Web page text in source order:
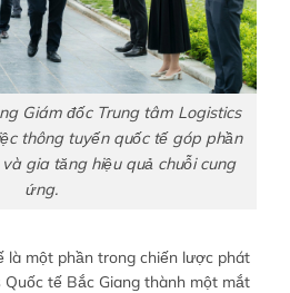
Giám đốc Trung tâm Logistics
thông tuyến quốc tế góp phần
gia tăng hiệu quả chuỗi cung
ứng.
là một phần trong chiến lược phát
tế Bắc Giang thành một mắt